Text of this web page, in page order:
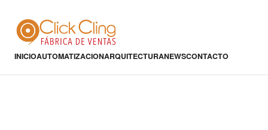
INICIOAUTOMATIZACIONARQUITECTURANEWSCONTACTO